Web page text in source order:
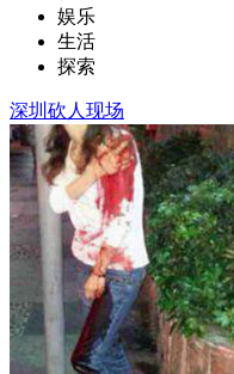
娱乐
生活
探索
深圳砍人现场